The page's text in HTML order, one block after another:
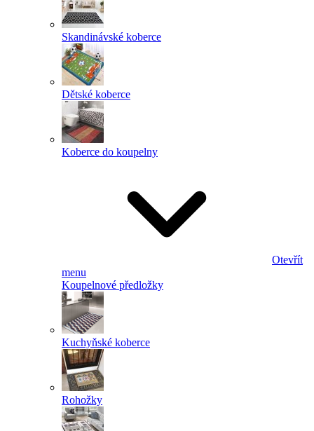
Skandinávské koberce
Dětské koberce
Koberce do koupelny
Otevřít
menu
Koupelnové předložky
Kuchyňské koberce
Rohožky